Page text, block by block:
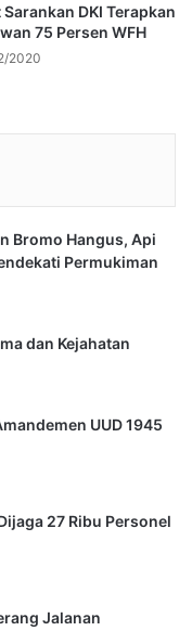
DKI Terapkan
75 Persen WFH
2020
Bromo Hangus, Api
Permukiman
dan Kejahatan
UUD 1945
27 Ribu Personel
Jalanan